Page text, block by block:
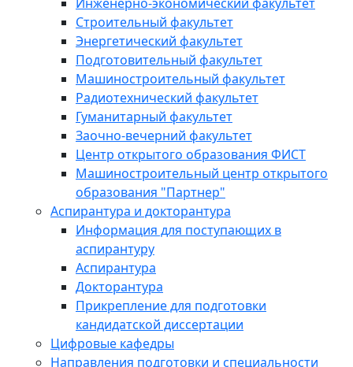
Строительный факультет
Энергетический факультет
Подготовительный факультет
Машиностроительный факультет
Радиотехнический факультет
Гуманитарный факультет
Заочно-вечерний факультет
Центр открытого образования ФИСТ
Машиностроительный центр открытого
образования "Партнер"
Аспирантура и докторантура
Информация для поступающих в
аспирантуру
Аспирантура
Докторантура
Прикрепление для подготовки
кандидатской диссертации
Цифровые кафедры
Направления подготовки и специальности